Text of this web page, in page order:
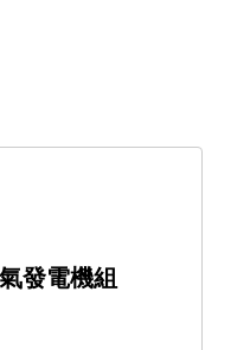
發電機組